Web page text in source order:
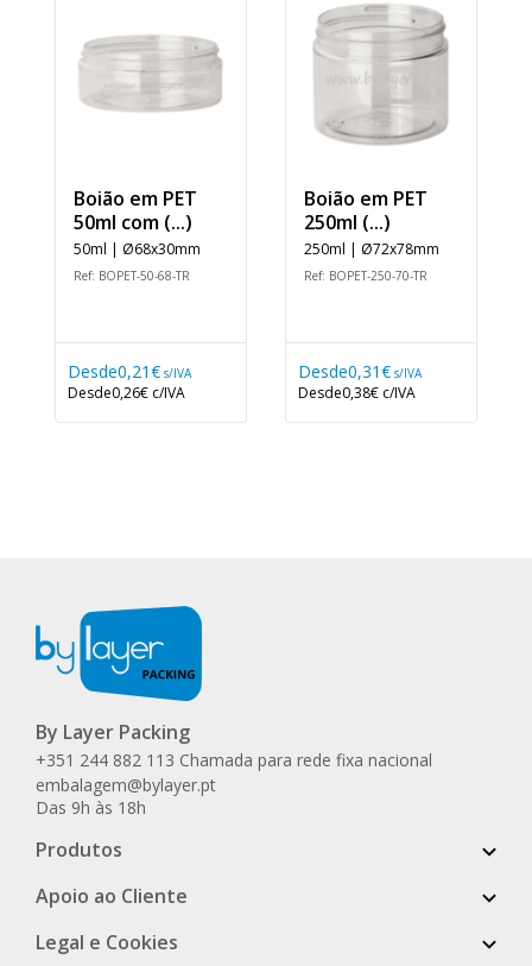
Boião em PET
50ml com (...)
50ml | Ø68x30mm
Ref: BOPET-50-68-TR
Desde0,21€ s/IVA
Desde0,26€ c/IVA
Boião em PET
250ml (...)
250ml | Ø72x78mm
Ref: BOPET-250-70-TR
Desde0,31€ s/IVA
Desde0,38€ c/IVA
By Layer Packing
+351 244 882 113 Chamada para rede fixa nacional
embalagem@bylayer.pt
Das 9h às 18h
Produtos
Apoio ao Cliente
Legal e Cookies